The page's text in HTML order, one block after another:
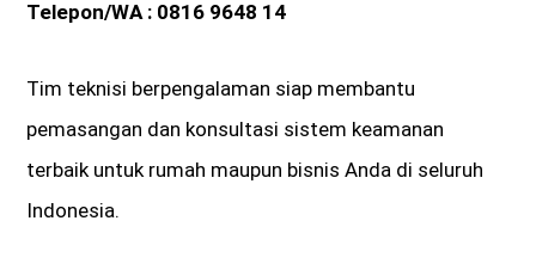
Telepon/WA : 0816 9648 14
Tim teknisi berpengalaman siap membantu
pemasangan dan konsultasi sistem keamanan
terbaik untuk rumah maupun bisnis Anda di seluruh
Indonesia.